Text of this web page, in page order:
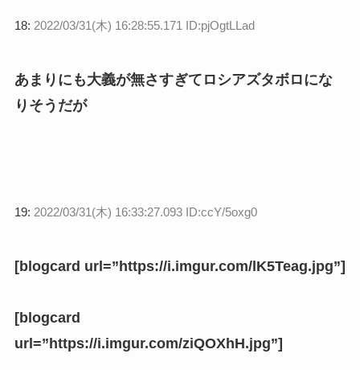
18: 2022/03/31(木) 16:28:55.171 ID:pjOgtLLad
あまりにも大義が無さすぎてロシアズタボロにな
りそうだが
19: 2022/03/31(木) 16:33:27.093 ID:ccY/5oxg0
[blogcard url=”https://i.imgur.com/lK5Teag.jpg”]
[blogcard
url=”https://i.imgur.com/ziQOXhH.jpg”]